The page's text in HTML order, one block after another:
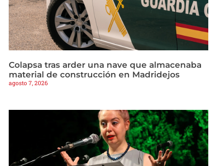
Colapsa tras arder una nave que almacenaba
material de construcción en Madridejos
agosto 7, 2026